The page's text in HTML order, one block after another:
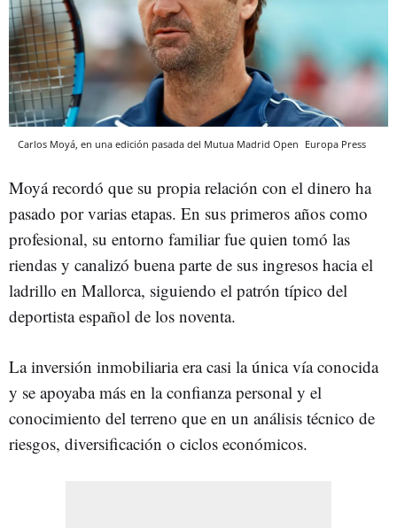
Carlos Moyá, en una edición pasada del Mutua Madrid Open Europa Press
Moyá recordó que su propia relación con el dinero ha
pasado por varias etapas. En sus primeros años como
profesional, su entorno familiar fue quien tomó las
riendas y canalizó buena parte de sus ingresos hacia el
ladrillo en Mallorca, siguiendo el patrón típico del
deportista español de los noventa.
La inversión inmobiliaria era casi la única vía conocida
y se apoyaba más en la confianza personal y el
conocimiento del terreno que en un análisis técnico de
riesgos, diversificación o ciclos económicos.